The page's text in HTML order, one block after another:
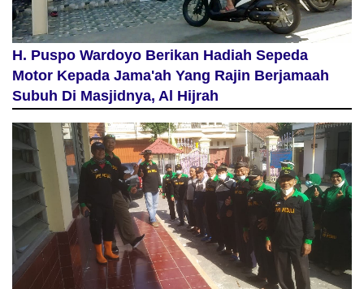
H. Puspo Wardoyo Berikan Hadiah Sepeda
Motor Kepada Jama'ah Yang Rajin Berjamaah
Subuh Di Masjidnya, Al Hijrah